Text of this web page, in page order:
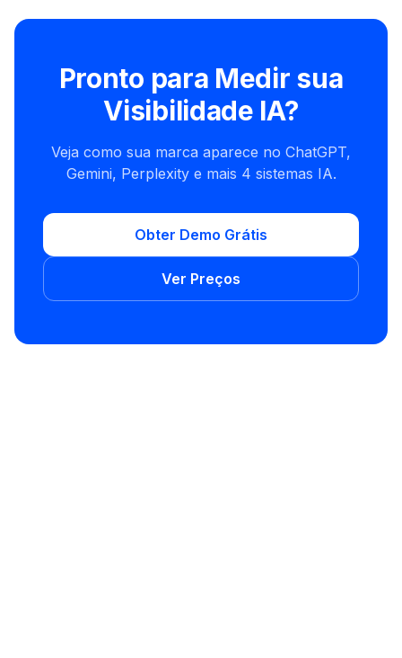
Pronto para Medir sua
Visibilidade IA?
Veja como sua marca aparece no ChatGPT,
Gemini, Perplexity e mais 4 sistemas IA.
Obter Demo Grátis
Ver Preços